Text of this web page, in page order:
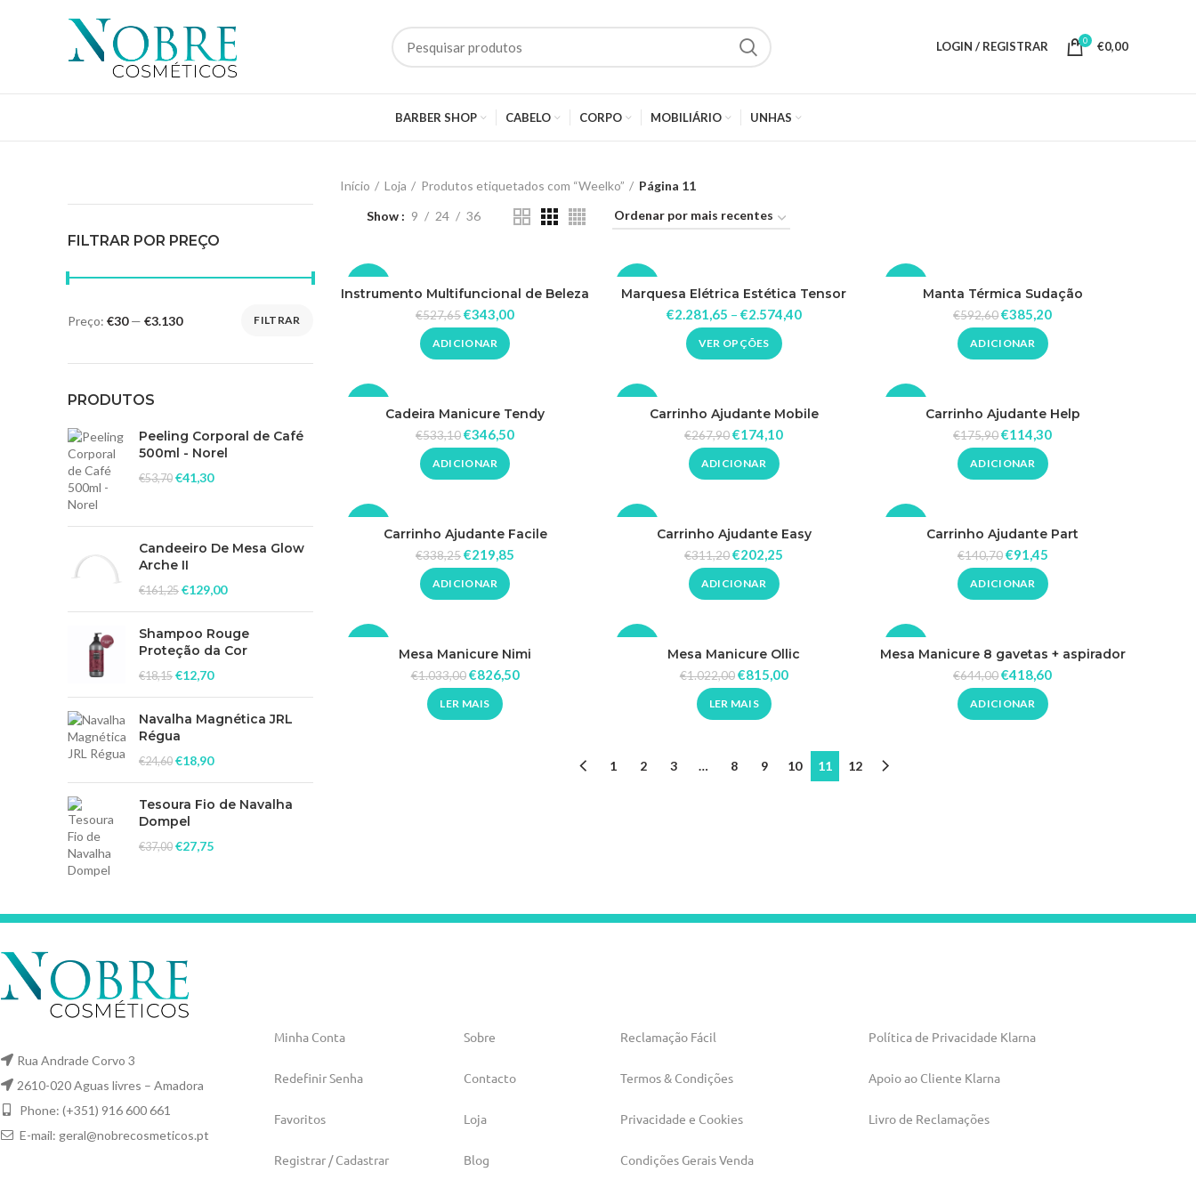
LOGIN / REGISTRAR 0 €0,00
BARBER SHOP CABELO CORPO MOBILIÁRIO UNHAS
FILTRAR POR PREÇO
FILTRAR
Preço: €30— €3.130
PRODUTOS
Peeling Corporal de Café
500ml - Norel
€53,70 €41,30
Candeeiro De Mesa Glow
Arche II
€161,25 €129,00
Shampoo Rouge
Proteção da Cor
€18,15 €12,70
Navalha Magnética JRL
Régua
€24,60 €18,90
Tesoura Fio de Navalha
Dompel
€37,00 €27,75
Início Loja Produtos etiquetados com “Weelko”
Página 11
Show
9 24 36
Instrumento Multifuncional de Beleza
5 em 1 U-Tech
€527,65€343,00
ADICIONAR
Marquesa Elétrica Estética Tensor
€2.281,65 – €2.574,40
VER OPÇÕES
Manta Térmica Sudação
€592,60€385,20
ADICIONAR
Cadeira Manicure Tendy
€533,10€346,50
ADICIONAR
Carrinho Ajudante Mobile
€267,90 €174,10
ADICIONAR
Carrinho Ajudante Help
€175,90€114,30
ADICIONAR
Carrinho Ajudante Facile
€338,25€219,85
ADICIONAR
Carrinho Ajudante Easy
€311,20 €202,25
ADICIONAR
Carrinho Ajudante Part
€140,70€91,45
ADICIONAR
Mesa Manicure Nimi
€1.033,00 €826,50
LER MAIS
Mesa Manicure Ollic
€1.022,00 €815,00
LER MAIS
Mesa Manicure 8 gavetas + aspirador
€644,00€418,60
ADICIONAR
1 2 3 … 8 9 10 11 12
Rua Andrade Corvo 3
2610-020 Aguas livres – Amadora
Phone: (+351) 916 600 661
E-mail: geral@nobrecosmeticos.pt
Minha Conta
Redefinir Senha
Favoritos
Registrar / Cadastrar
Sobre
Contacto
Loja
Blog
Reclamação Fácil
Termos & Condições
Privacidade e Cookies
Condições Gerais Venda
Política de Privacidade Klarna
Apoio ao Cliente Klarna
Livro de Reclamações